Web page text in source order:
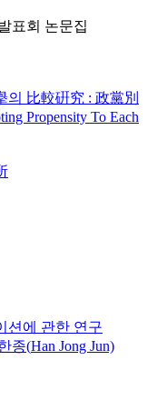
표회 논문집
의 比較硏究 : 政黨別
Propensity To Each
션에 관한 연구
종(Han Jong Jun)